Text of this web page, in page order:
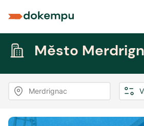
Město
Merdrignac